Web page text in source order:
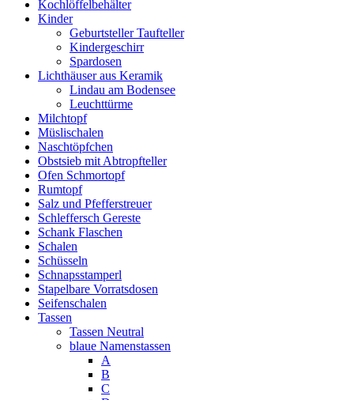
Kochlöffelbehälter
Kinder
Geburtsteller Taufteller
Kindergeschirr
Spardosen
Lichthäuser aus Keramik
Lindau am Bodensee
Leuchttürme
Milchtopf
Müslischalen
Naschtöpfchen
Obstsieb mit Abtropfteller
Ofen Schmortopf
Rumtopf
Salz und Pfefferstreuer
Schleffersch Gereste
Schank Flaschen
Schalen
Schüsseln
Schnapsstamperl
Stapelbare Vorratsdosen
Seifenschalen
Tassen
Tassen Neutral
blaue Namenstassen
A
B
C